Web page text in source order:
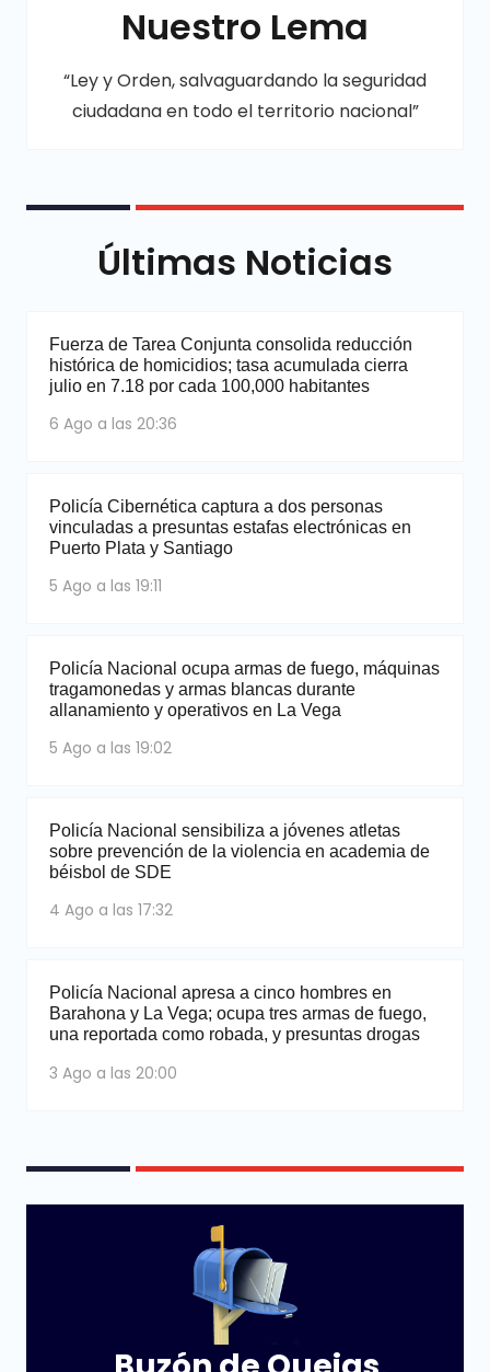
Nuestro Lema
“Ley y Orden, salvaguardando la seguridad
ciudadana en todo el territorio nacional”
Últimas Noticias
Fuerza de Tarea Conjunta consolida reducción
histórica de homicidios; tasa acumulada cierra
julio en 7.18 por cada 100,000 habitantes
6 Ago a las 20:36
Policía Cibernética captura a dos personas
vinculadas a presuntas estafas electrónicas en
Puerto Plata y Santiago
5 Ago a las 19:11
Policía Nacional ocupa armas de fuego, máquinas
tragamonedas y armas blancas durante
allanamiento y operativos en La Vega
5 Ago a las 19:02
Policía Nacional sensibiliza a jóvenes atletas
sobre prevención de la violencia en academia de
béisbol de SDE
4 Ago a las 17:32
Policía Nacional apresa a cinco hombres en
Barahona y La Vega; ocupa tres armas de fuego,
una reportada como robada, y presuntas drogas
3 Ago a las 20:00